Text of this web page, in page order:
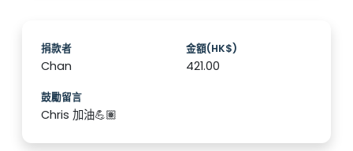
捐款者
Chan
金額(HK$)
421.00
鼓勵留言
Chris 加油💪🏽